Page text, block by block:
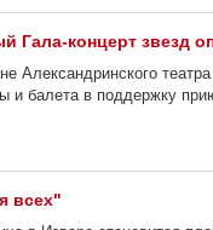
Гала-концерт звезд
Александринского
и балета в поддержку
всех"